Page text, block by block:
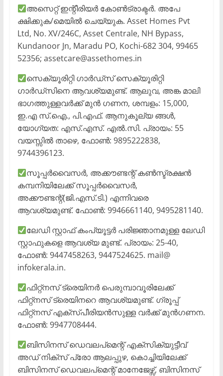
അസെറ്റ് ഇന്റീരിയർ കോൺട്രാക്ടർ. അപേ
ക്ഷിക്കുക/മെയിൽ ചെയ്യുക. Asset Homes Pvt
Ltd, No. XV/246C, Asset Centrale, NH Bypass,
Kundanoor Jn, Maradu PO, Kochi-682 304, 99465
52356; assetcare@assethomes.in
സെക്യൂരിറ്റി ഗാർഡ്സ് സെക്യൂരിറ്റി
ഗാർഡ്സിനെ ആവശ്യമുണ്ട്. ആലുവ, അങ്ക മാലി
ഭാഗത്തുള്ളവർക്ക് മുൻ ഗണന, ശമ്പളം: 15,000,
ഇ.എ സ്.ഐ., പി.എഫ്. ആനുകൂല്യ ങ്ങൾ,
യോഗ്യത: എസ്.എസ്. എൽ.സി. പ്രായം: 55
വയസ്സിൽ താഴെ, ഫോൺ: 9895222838,
9744396123.
സൂപ്പർവൈസർ, അക്കൗണ്ടന്റ് കൺസ്ട്രക്ഷൻ
കമ്പനിയിലേക്ക് സൂപ്പർവൈസർ,
അക്കൗണ്ടന്റ്(ജി.എസ്.ടി.) എന്നിവരെ
ആവശ്യമുണ്ട്. ഫോൺ: 9946661140, 9495281140.
ലേഡി സ്റ്റാഫ് കംപ്യൂട്ടർ പരിജ്ഞാനമുള്ള ലേഡി
സ്റ്റാഫുകളെ ആവശ്യ മുണ്ട്. പ്രായം: 25-40,
ഫോൺ: 9447458263, 9447524625. mail@
infokerala.in.
ഫിറ്റ്നസ് ട്രെയിനർ പെരുമ്പാവൂരിലേക്ക്
ഫിറ്റ്നസ് ട്രെയിനറെ ആവശ്യമുണ്ട്. ഗ്രൂപ്പ്
ഫിറ്റ്നസ് എക്സ്പീരിയൻസുള്ള വർക്ക് മുൻഗണന.
ഫോൺ: 9947708444.
ബിസിനസ് ഡെവലപ്മെന്റ് എക്സിക്യുട്ടീവ്
അഡ് നിക്സ് പ്രോ ആലപ്പുഴ, കൊച്ചിയിലേക്ക്
ബിസിനസ് ഡെവലപ്മെന്റ് മാനേജേഴ്സ്, ബിസിനസ്